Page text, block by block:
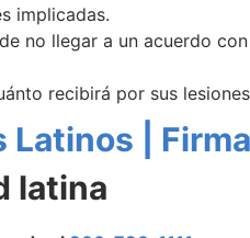
implicadas.
no llegar a un acuerdo
recibirá por sus
|
latina